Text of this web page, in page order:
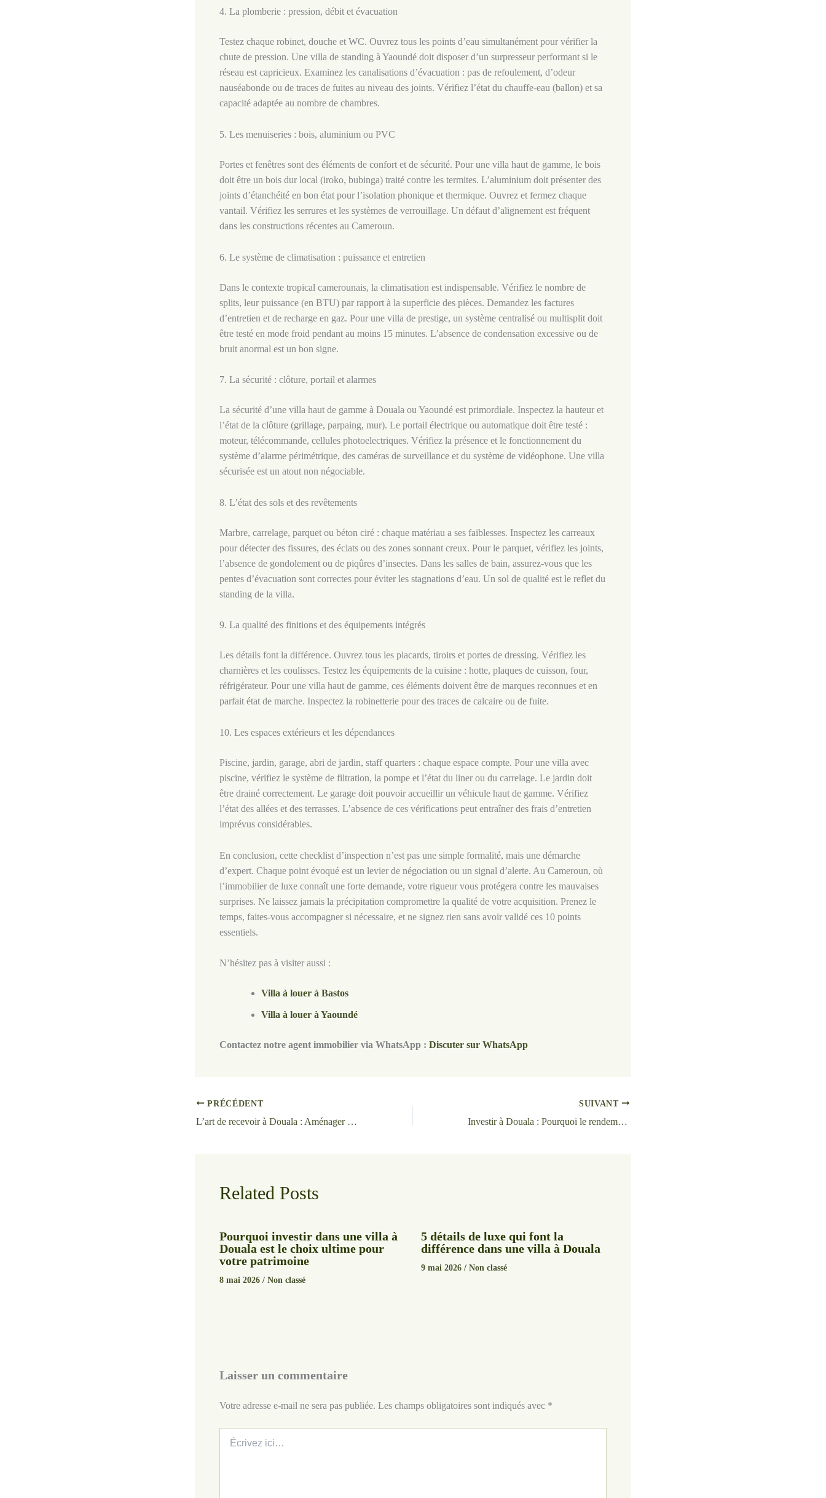
4. La plomberie : pression, débit et évacuation
Testez chaque robinet, douche et WC. Ouvrez tous les points d’eau simultanément pour vérifier la
chute de pression. Une villa de standing à Yaoundé doit disposer d’un surpresseur performant si le
réseau est capricieux. Examinez les canalisations d’évacuation : pas de refoulement, d’odeur
nauséabonde ou de traces de fuites au niveau des joints. Vérifiez l’état du chauffe-eau (ballon) et sa
capacité adaptée au nombre de chambres.
5. Les menuiseries : bois, aluminium ou PVC
Portes et fenêtres sont des éléments de confort et de sécurité. Pour une villa haut de gamme, le bois
doit être un bois dur local (iroko, bubinga) traité contre les termites. L’aluminium doit présenter des
joints d’étanchéité en bon état pour l’isolation phonique et thermique. Ouvrez et fermez chaque
vantail. Vérifiez les serrures et les systèmes de verrouillage. Un défaut d’alignement est fréquent
dans les constructions récentes au Cameroun.
6. Le système de climatisation : puissance et entretien
Dans le contexte tropical camerounais, la climatisation est indispensable. Vérifiez le nombre de
splits, leur puissance (en BTU) par rapport à la superficie des pièces. Demandez les factures
d’entretien et de recharge en gaz. Pour une villa de prestige, un système centralisé ou multisplit doit
être testé en mode froid pendant au moins 15 minutes. L’absence de condensation excessive ou de
bruit anormal est un bon signe.
7. La sécurité : clôture, portail et alarmes
La sécurité d’une villa haut de gamme à Douala ou Yaoundé est primordiale. Inspectez la hauteur et
l’état de la clôture (grillage, parpaing, mur). Le portail électrique ou automatique doit être testé :
moteur, télécommande, cellules photoelectriques. Vérifiez la présence et le fonctionnement du
système d’alarme périmétrique, des caméras de surveillance et du système de vidéophone. Une villa
sécurisée est un atout non négociable.
8. L’état des sols et des revêtements
Marbre, carrelage, parquet ou béton ciré : chaque matériau a ses faiblesses. Inspectez les carreaux
pour détecter des fissures, des éclats ou des zones sonnant creux. Pour le parquet, vérifiez les joints,
l’absence de gondolement ou de piqûres d’insectes. Dans les salles de bain, assurez-vous que les
pentes d’évacuation sont correctes pour éviter les stagnations d’eau. Un sol de qualité est le reflet du
standing de la villa.
9. La qualité des finitions et des équipements intégrés
Les détails font la différence. Ouvrez tous les placards, tiroirs et portes de dressing. Vérifiez les
charnières et les coulisses. Testez les équipements de la cuisine : hotte, plaques de cuisson, four,
réfrigérateur. Pour une villa haut de gamme, ces éléments doivent être de marques reconnues et en
parfait état de marche. Inspectez la robinetterie pour des traces de calcaire ou de fuite.
10. Les espaces extérieurs et les dépendances
Piscine, jardin, garage, abri de jardin, staff quarters : chaque espace compte. Pour une villa avec
piscine, vérifiez le système de filtration, la pompe et l’état du liner ou du carrelage. Le jardin doit
être drainé correctement. Le garage doit pouvoir accueillir un véhicule haut de gamme. Vérifiez
l’état des allées et des terrasses. L’absence de ces vérifications peut entraîner des frais d’entretien
imprévus considérables.
En conclusion, cette checklist d’inspection n’est pas une simple formalité, mais une démarche
d’expert. Chaque point évoqué est un levier de négociation ou un signal d’alerte. Au Cameroun, où
l’immobilier de luxe connaît une forte demande, votre rigueur vous protégera contre les mauvaises
surprises. Ne laissez jamais la précipitation compromettre la qualité de votre acquisition. Prenez le
temps, faites-vous accompagner si nécessaire, et ne signez rien sans avoir validé ces 10 points
essentiels.
N’hésitez pas à visiter aussi :
Villa à louer à Bastos
Villa à louer à Yaoundé
Contactez notre agent immobilier via WhatsApp : Discuter sur WhatsApp
PRÉCÉDENT
L’art de recevoir à Douala : Aménager le jardin de votre villa : Expertise Immobilière n°2
SUIVANT
Investir à Douala : Pourquoi le rendement locatif des villas est en hausse : Expertise Immobilière n°2
Related Posts
Pourquoi investir dans une villa à
Douala est le choix ultime pour
votre patrimoine
8 mai 2026 / Non classé
5 détails de luxe qui font la
différence dans une villa à Douala
9 mai 2026 / Non classé
Laisser un commentaire
Votre adresse e-mail ne sera pas publiée. Les champs obligatoires sont indiqués avec *
ici…